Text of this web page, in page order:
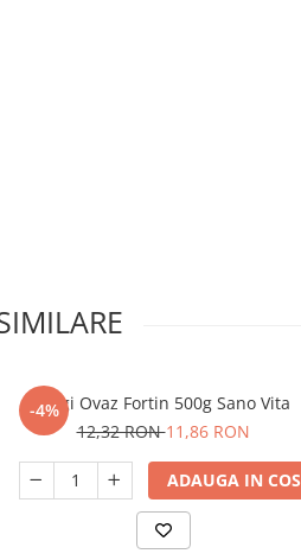
-4%
Fulgi Ovaz Fortin 500g Sano Vita
12,32 RON11,86 RON
ADAUGA IN COS